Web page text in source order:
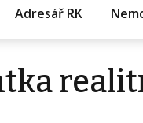
Adresář RK